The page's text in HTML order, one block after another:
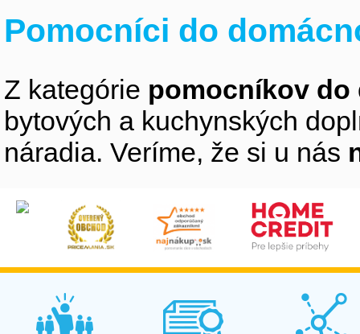
Pomocníci do
Z kategórie pomocníkov do
bytových a kuchynských
náradia. Veríme, že si u nás